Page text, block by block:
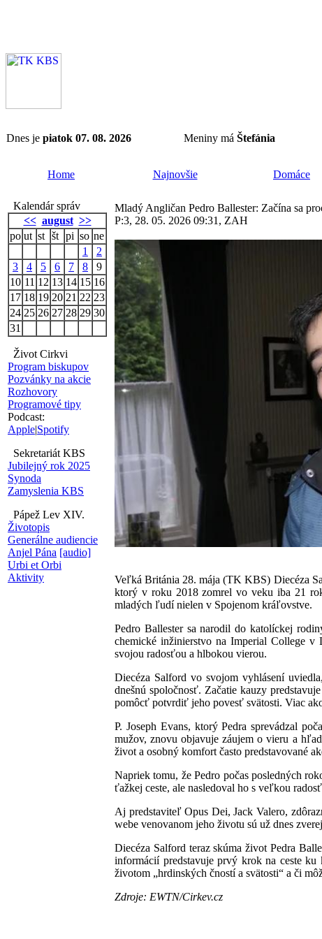
Dnes je piatok 07. 08. 2026 Meniny má Štefánia
Home Najnovšie Domáce
Kalendár správ
<< august >>
po ut st št pi so ne
1
2
3
4 5 6 7 8
9
10 11 12 13 14 15 16
17 18 19 20 21 22 23
24 25 26 27 28 29 30
31
Život Cirkvi
Program biskupov
Pozvánky na akcie
Rozhovory
Programové tipy
Podcast:
Apple|Spotify
Sekretariát KBS
Jubilejný rok 2025
Synoda
Zamyslenia KBS
Pápež Lev XIV.
Životopis
Generálne audiencie
Anjel Pána [audio]
Urbi et Orbi
Aktivity
Mladý Angličan Pedro Ballester: Začína sa
P:3, 28. 05. 2026 09:31, ZAH
Veľká Británia 28. mája (TK KBS) Diecéza
ktorý v roku 2018 zomrel vo veku iba 21
mladých ľudí nielen v Spojenom kráľovstve.
Pedro Ballester sa narodil do katolíckej
chemické inžinierstvo na Imperial College
svojou radosťou a hlbokou vierou.
Diecéza Salford vo svojom vyhlásení
dnešnú spoločnosť. Začatie kauzy
pomôcť potvrdiť jeho povesť svätosti. Viac
P. Joseph Evans, ktorý Pedra sprevádzal
mužov, znovu objavuje záujem o vieru a
život a osobný komfort často predstavované
Napriek tomu, že Pedro počas posledných
ťažkej ceste, ale nasledoval ho s veľkou
Aj predstaviteľ Opus Dei, Jack Valero,
webe venovanom jeho životu sú už dnes
Diecéza Salford teraz skúma život Pedra
informácií predstavuje prvý krok na ceste
životom „hrdinských čností a svätosti“ a či
Zdroje: EWTN/Cirkev.cz